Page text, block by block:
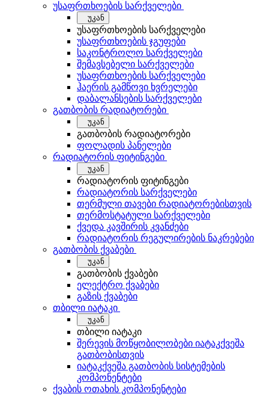
უსაფრთხოების სარქველები
უკან
უსაფრთხოების სარქველები
უსაფრთხოების ჯგუფები
საკონტროლო სარქველები
შემავსებელი სარქველები
უსაფრთხოების სარქველები
ჰაერის გამწოვი ხვრელები
დაბალანსების სარქველები
გათბობის რადიატორები
უკან
გათბობის რადიატორები
ფოლადის პანელები
რადიატორის ფიტინგები
უკან
რადიატორის ფიტინგები
რადიატორის სარქველები
თერმული თავები რადიატორებისთვის
თერმოსტატული სარქველები
ქვედა კავშირის კვანძები
რადიატორის რეგულირების ნაკრებები
გათბობის ქვაბები
უკან
გათბობის ქვაბები
ელექტრო ქვაბები
გაზის ქვაბები
თბილი იატაკი
უკან
თბილი იატაკი
შერევის მოწყობილობები იატაკქვეშა
გათბობისთვის
იატაკქვეშა გათბობის სისტემების
კომპონენტები
ქვაბის ოთახის კომპონენტები